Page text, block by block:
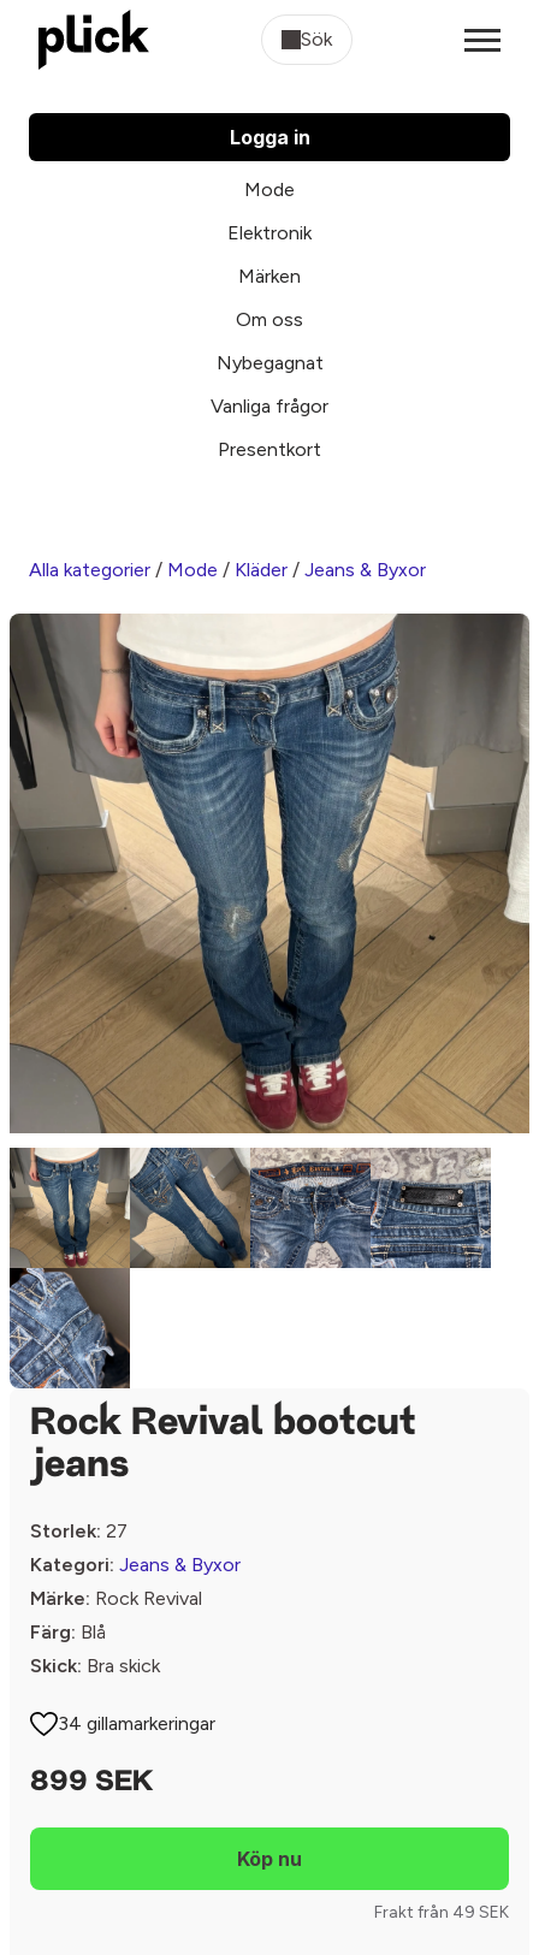
Sök
Logga in
Mode
Elektronik
Märken
Om oss
Nybegagnat
Vanliga frågor
Presentkort
Alla kategorier / Mode / Kläder / Jeans & Byxor
Rock Revival bootcut
jeans
Storlek: 27
Kategori: Jeans & Byxor
Märke: Rock Revival
Färg: Blå
Skick: Bra skick
34 gillamarkeringar
899 SEK
Frakt från 49 SEK